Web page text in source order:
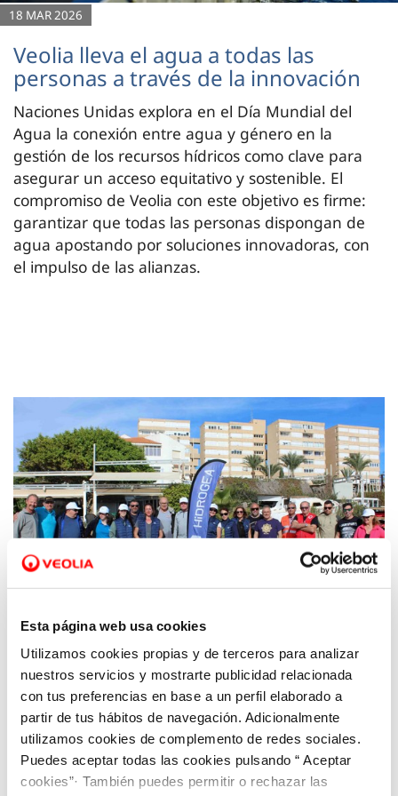
Esta página web usa cookies
Utilizamos cookies propias y de terceros para analizar
nuestros servicios y mostrarte publicidad relacionada
con tus preferencias en base a un perfil elaborado a
partir de tus hábitos de navegación. Adicionalmente
utilizamos cookies de complemento de redes sociales.
Puedes aceptar todas las cookies pulsando “ Aceptar
cookies”· También puedes permitir o rechazar las
18 MAR 2026
Veolia lleva el agua a todas las
personas a través de la innovación
Naciones Unidas explora en el Día Mundial del
Agua la conexión entre agua y género en la
gestión de los recursos hídricos como clave para
asegurar un acceso equitativo y sostenible. El
compromiso de Veolia con este objetivo es firme:
garantizar que todas las personas dispongan de
agua apostando por soluciones innovadoras, con
el impulso de las alianzas.
29 NOV 2023
Hidrogea e Hippocampus unen esfuerzos
para limpiar de basura la Isla del Ciervo del
Mar Menor